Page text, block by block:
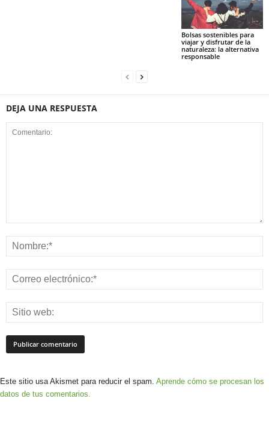
Bolsas sostenibles para
viajar y disfrutar de la
naturaleza: la alternativa
responsable
DEJA UNA RESPUESTA
Este sitio usa Akismet para reducir el spam. Aprende cómo se procesan los
datos de tus comentarios.